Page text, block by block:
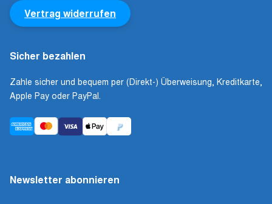
Vertrag widerrufen
Sicher bezahlen
Zahle sicher und bequem per (Direkt-) Überweisung, Kreditkarte,
Apple Pay oder PayPal.
Newsletter abonnieren